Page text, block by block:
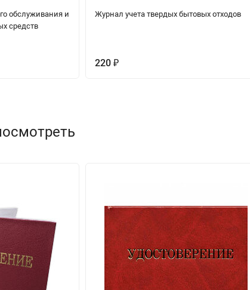
обслуживания и
средств
Журнал учета твердых бытовых отходов
220 ₽